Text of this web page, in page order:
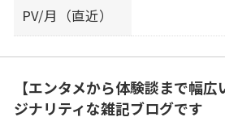
PV/月（直近）
【エンタメから体験談まで幅
ジナリティな雑記ブログです